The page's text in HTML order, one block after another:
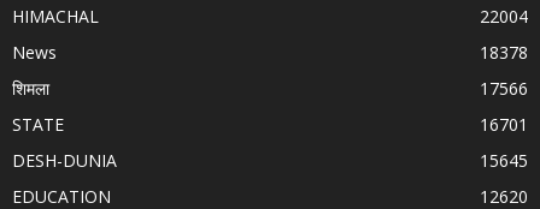
HIMACHAL
22004
News
18378
शिमला
17566
STATE
16701
DESH-DUNIA
15645
EDUCATION
12620